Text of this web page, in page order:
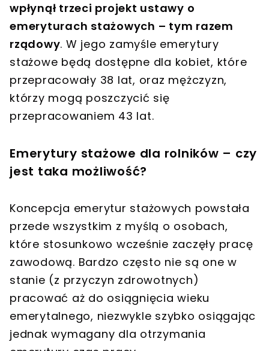
wpłynął trzeci projekt ustawy o
emeryturach stażowych – tym razem
rządowy. W jego zamyśle emerytury
stażowe będą dostępne dla kobiet, które
przepracowały 38 lat, oraz mężczyzn,
którzy mogą poszczycić się
przepracowaniem 43 lat.
Emerytury stażowe dla rolników – czy
jest taka możliwość?
Koncepcja emerytur stażowych powstała
przede wszystkim z myślą o osobach,
które stosunkowo wcześnie zaczęły pracę
zawodową. Bardzo często nie są one w
stanie (z przyczyn zdrowotnych)
pracować aż do osiągnięcia wieku
emerytalnego, niezwykle szybko osiągając
jednak wymagany dla otrzymania